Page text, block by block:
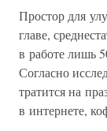
Простор для
главе,
в работе лишь
Согласно
тратится на
в интернете,